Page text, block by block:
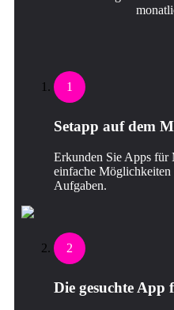
1
Setapp auf dem
Erkunden Sie Apps für
einfache
Aufgaben.
2
Die gesuchte App